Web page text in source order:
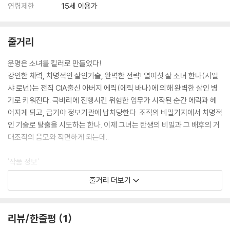
연령제한
15세 이용가
줄거리
운명은 소녀를 킬러로 만들었다!
강인한 체력, 치명적인 살인기술, 완벽한 전략! 열여섯 살 소녀 한나(시얼
샤 로넌)는 전직 CIA출신 아버지 에릭(에릭 바나)에 의해 완벽한 살인 병
기로 키워진다. 극비리에 진행시킨 위험한 임무가 시작된 순간 에릭과 헤
어지게 되고, 급기야 정보기관에 납치당한다. 조직의 비밀기지에서 치명적
인 기술로 탈출을 시도하는 한나. 이제 그녀는 탄생의 비밀과 그 배후의 거
대조직의 음모와 직면하게 되는데..
'작품 정보'
'어톤먼트''오만과 편견' 아카데미와 골든 글로브가 인정한 조 라이트 감독
받은 명 감독 조 라이트가 특유의 드라마틱한 연출력을 기반으로 강렬한
줄거리 더보기
리뷰/한줄평 1